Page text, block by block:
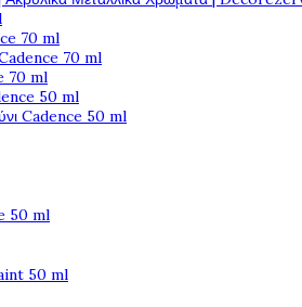
70 ml
70 ml
70 ml
50 ml
Cadence 50 ml
50 ml
50 ml